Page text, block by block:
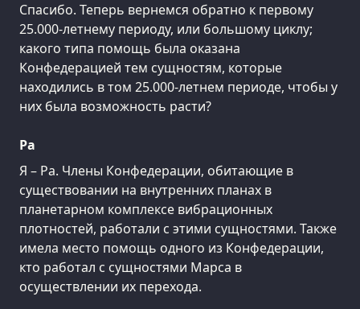
Спасибо. Теперь вернемся обратно к первому
25.000-летнему периоду, или большому циклу;
какого типа помощь была оказана
Конфедерацией тем сущностям, которые
находились в том 25.000-летнем периоде, чтобы у
них была возможность расти?
Ра
Я – Ра. Члены Конфедерации, обитающие в
существовании на внутренних планах в
планетарном комплексе вибрационных
плотностей, работали с этими сущностями. Также
имела место помощь одного из Конфедерации,
кто работал с сущностями Марса в
осуществлении их перехода.